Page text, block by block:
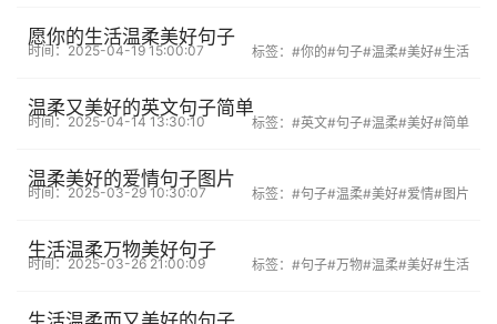
愿你的生活温柔美好句子
时间：2025-04-19 15:00:07 标签： #你的#句子#温柔#美好#生活
温柔又美好的英文句子简单
时间：2025-04-14 13:30:10 标签： #英文#句子#温柔#美好#简单
温柔美好的爱情句子图片
时间：2025-03-29 10:30:07 标签： #句子#温柔#美好#爱情#图片
生活温柔万物美好句子
时间：2025-03-26 21:00:09 标签： #句子#万物#温柔#美好#生活